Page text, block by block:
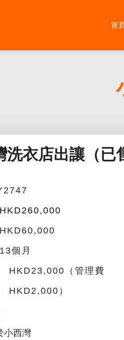
首
洗衣店出讓（已
HKD260,000
HKD60,000
13個月
HKD23,000（管理費
HKD2,000）
小西灣